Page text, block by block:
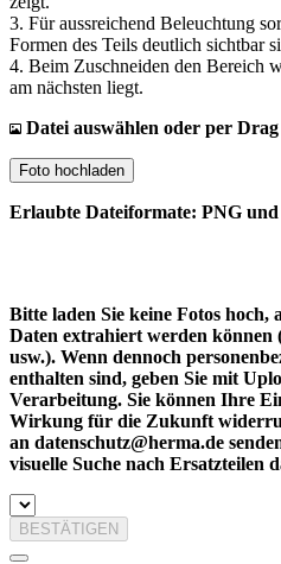
3. Für aussreichend Beleuchtung
Formen des Teils deutlich sichtbar
4. Beim Zuschneiden den Bereich
am nächsten liegt.
Datei auswählen oder per
Foto hochladen
Erlaubte Dateiformate: PNG
Bitte laden Sie keine Fotos hoch,
Daten extrahiert werden können
usw.). Wenn dennoch
enthalten sind, geben Sie mit
Verarbeitung. Sie können Ihre
Wirkung für die Zukunft
an datenschutz@herma.de
visuelle Suche nach Ersatzteilen
BESTÄTIGEN